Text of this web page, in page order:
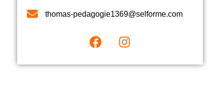
thomas-pedagogie1369@selforme.com